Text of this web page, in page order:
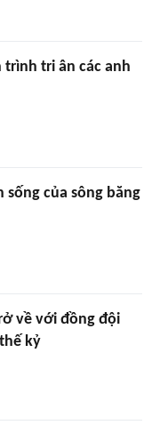
trình tri ân các anh
sống của sông băng
về với đồng đội
kỷ